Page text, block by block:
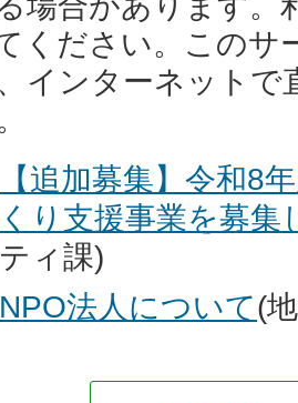
ください。このサ
インターネットで
【追加募集】令和8
くり支援事業を募集
ティ課)
NPO法人について(